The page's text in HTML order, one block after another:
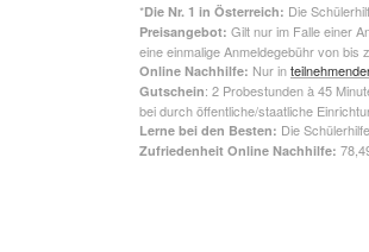
*Die Nr. 1 in Österreich: Die
Preisangebot: Gilt nur im Falle einer
eine einmalige Anmeldegebühr von bis
Online Nachhilfe: Nur in
Gutschein: 2 Probestunden à 45
bei durch öffentliche/staatliche
Lerne bei den Besten: Die
Zufriedenheit Online Nachhilfe: